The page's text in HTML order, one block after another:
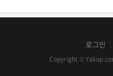
로그인
Copyright ©